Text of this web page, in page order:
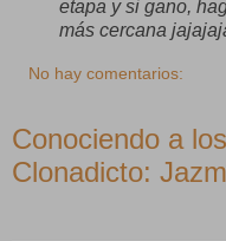
etapa y si gano,
más cercana
No hay comentarios:
Conociendo a
Clonadicto: